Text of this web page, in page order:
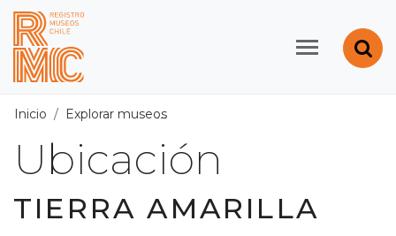
Contenido principal
Registro de Museos
Inicio Explorar museos
Ubicación
TIERRA AMARILLA